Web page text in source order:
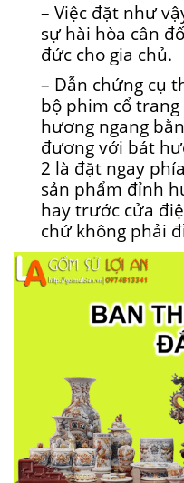
– Việc đặt như
sự hài hòa cân
đức cho gia chủ.
– Dẫn chứng cụ
bộ phim cổ
hương ngang
đương với bát
2 là đặt ngay
sản phẩm đỉnh
hay trước cửa
chứ không phải